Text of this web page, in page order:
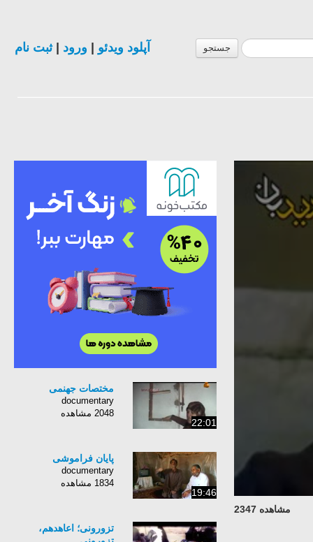
جستجو آپلود ویدئو ورود |ثبت نام
مشاهده 2347
22:01
مختصات جهنمی
documentary
2048 مشاهده
19:46
پایان فراموشی
documentary
1834 مشاهده
تزورونی؛ اعاهدهم،